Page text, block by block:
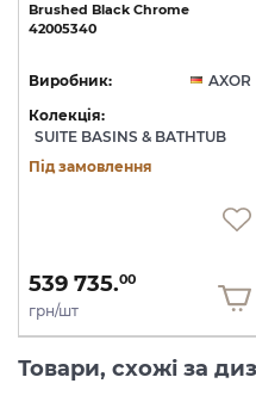
Brushed Black Chrome
42005340
Виробник:
AXOR
Колекція:
SUITE BASINS & BATHTUB
Під замовлення
539 735.00
грн/шт
Товари, схожі за